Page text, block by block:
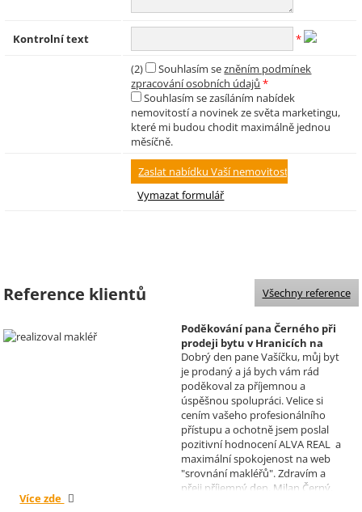
Kontrolní text *
(2) Souhlasím sezněním podmínek
zpracování osobních údajů *
Souhlasím se zasíláním nabídek
nemovitostí a novinek ze světa marketingu,
které mi budou chodit maximálně jednou
měsíčně.
Reference klientů
Poděkování pana Černého při
prodeji bytu v Hranicích na
Moravě
Realizoval makléř: David
Vašíček
Dobrý den pane Vašíčku, můj byt
je prodaný a já bych vám rád
poděkoval za příjemnou a
úspěšnou spolupráci. Velice si
cením vašeho profesionálního
přístupu a ochotně jsem poslal
pozitivní hodnocení ALVA REAL a
maximální spokojenost na web
"srovnání makléřů". Zdravím a
přeji příjemný den, Milan Černý,
Více zde
Všechny reference